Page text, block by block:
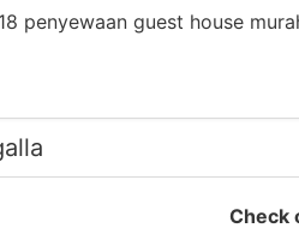
penyewaan guest house
Check